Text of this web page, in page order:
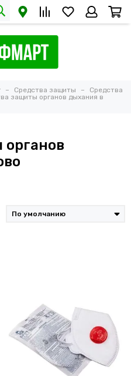
Средства защиты
Средства
защиты органов дыхания в